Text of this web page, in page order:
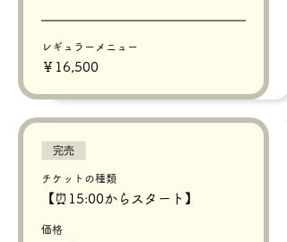
レギュラーメニュー
￥16,500
完売
チケットの種類
【⏰15:00からスタート】
価格